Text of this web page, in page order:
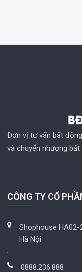
Đơn vị tư vấn bất
và chuyển nhượng
CÔNG TY CỔ
Shophouse HA02-
Hà Nội
0888.236.888